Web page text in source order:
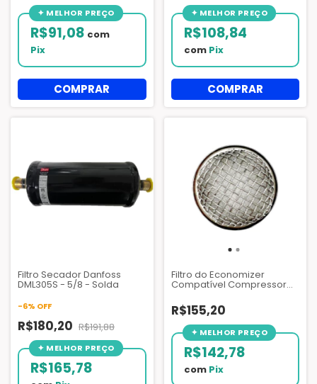
R$91,08 com
Pix
R$108,84
com Pix
Filtro Secador Danfoss
DML305S - 5/8 - Solda
-6% OFF
R$180,20 R$191,88
R$165,78
Filtro do Economizer
Compatível Compressor
Carlyle 06NA e 06NW -
AZQ010 (S)
R$155,20
R$142,78
com Pix